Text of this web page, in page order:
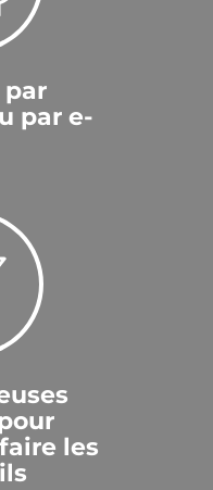
par
par e-
les